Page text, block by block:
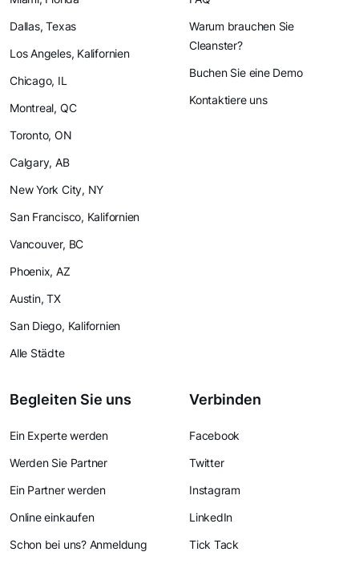
Dallas, Texas
Los Angeles, Kalifornien
Chicago, IL
Montreal, QC
Toronto, ON
Calgary, AB
New York City, NY
San Francisco, Kalifornien
Vancouver, BC
Phoenix, AZ
Austin, TX
San Diego, Kalifornien
Alle Städte
Warum brauchen Sie
Cleanster?
Buchen Sie eine Demo
Kontaktiere uns
Begleiten Sie uns
Ein Experte werden
Werden Sie Partner
Ein Partner werden
Online einkaufen
Schon bei uns? Anmeldung
Verbinden
Facebook
Twitter
Instagram
LinkedIn
Tick Tack